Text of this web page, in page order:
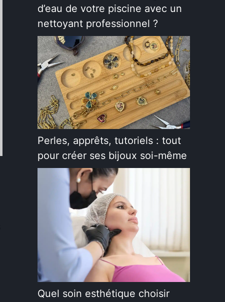
d’eau de votre piscine avec un
nettoyant professionnel ?
Perles, apprêts, tutoriels : tout
pour créer ses bijoux soi-même
Quel soin esthétique choisir